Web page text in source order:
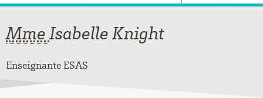
MmeIsabelleKnight
Enseignante ESAS